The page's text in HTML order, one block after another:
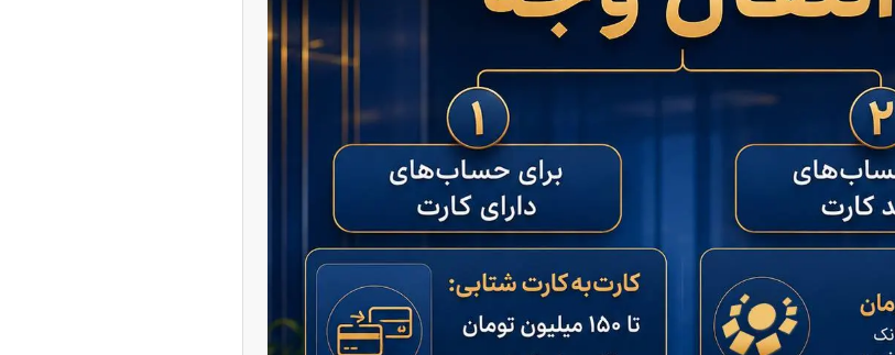
کارنامه مردود محسن پاک‌ نژاد؛ از افت شدید
درآمد ارزی تا بازی با عزل و نصب‌ها
۱۴۰۵
هجوم خودروسازان چینی به اروپا؛ آیا
کارخانه‌های بحران‌زده نجات پیدا می‌کنند؟
واردات خودرو از منطقه آزاد تهران؛ مناظره
داغی که بازار خودرو را تحت تأثیر قرار داد